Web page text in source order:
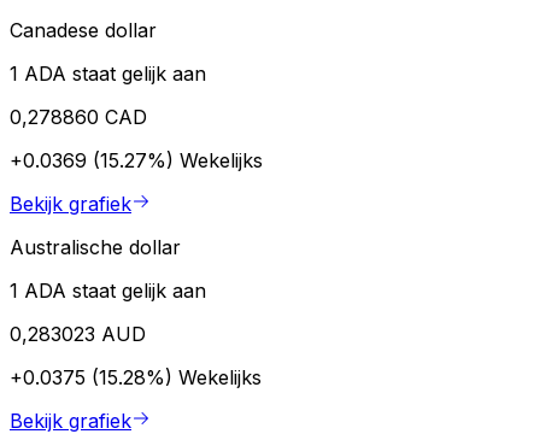
Canadese dollar
1 ADA staat gelijk aan
0,278860 CAD
+0.0369 (15.27%) Wekelijks
Bekijk grafiek
Australische dollar
1 ADA staat gelijk aan
0,283023 AUD
+0.0375 (15.28%) Wekelijks
Bekijk grafiek